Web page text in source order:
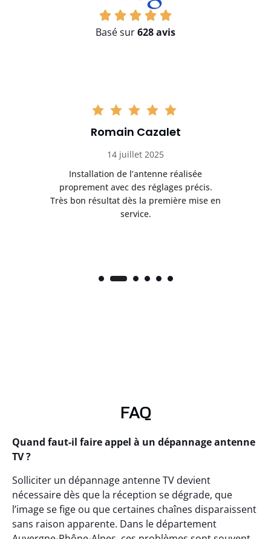
Basé sur628 avis
Romain Cazalet
14 juillet 2025
Installation de l’antenne réalisée
proprement avec des réglages précis.
Très bon résultat dès la première mise en
service.
FAQ
Quand faut-il faire appel à un dépannage antenne
TV ?
Solliciter un dépannage antenne TV devient
nécessaire dès que la réception se dégrade, que
l’image se fige ou que certaines chaînes disparaissent
sans raison apparente. Dans le département